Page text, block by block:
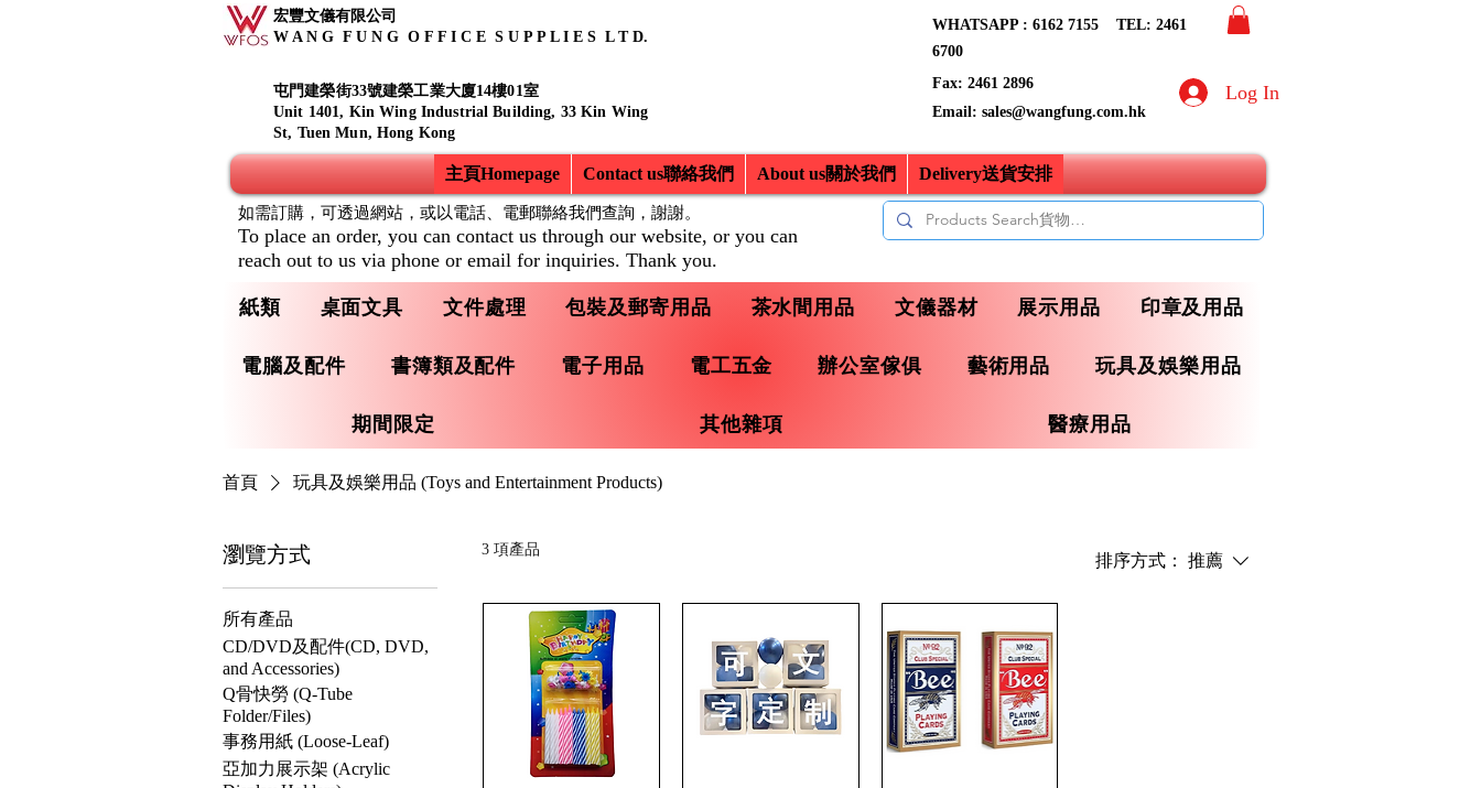
宏豐文儀有限公司
W A N G F U N G O F F I C E S U P P L I E S L T D.
屯門建榮街33號建榮工業大廈14樓01室
Unit 1401, Kin Wing Industrial Building, 33 Kin Wing
St, Tuen Mun, Hong Kong
WHATSAPP : 6162 7155​ TEL: 2461
6700
Fax: 2461 2896
Email: sales@wangfung.com.hk
Log In
主頁Homepage Contact us聯絡我們 About us關於我們 Delivery送貨安排
紙類 桌面文具 文件處理 包裝及郵寄用品 茶水間用品 文儀器材 展示用品 印章及用品
電腦及配件 書簿類及配件 電子用品 電工五金 辦公室傢俱 藝術用品 玩具及娛樂用品
期間限定 其他雜項 醫療用品
如需訂購，可透過網站，或以電話、電郵聯絡我們查詢， 謝謝。
To place an order, you can contact us through our website, or you can
reach out to us via phone or email for inquiries. Thank you.
首頁 玩具及娛樂用品 (Toys and Entertainment Products)
瀏覽方式
所有產品
CD/DVD及配件(CD, DVD,
and Accessories)
Q骨快勞 (Q-Tube
Folder/Files)
事務用紙 (Loose-Leaf)
亞加力展示架 (Acrylic
3 項產品
排序方式： 推薦